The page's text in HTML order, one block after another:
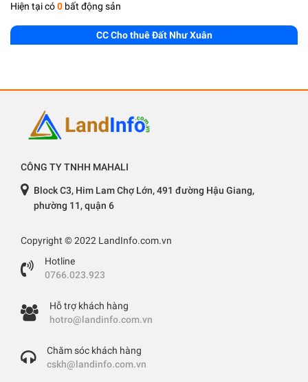
Hiện tại có0 bất động sản
CC Cho thuê Đất Như Xuân
CÔNG TY TNHH MAHALI
Block C3, Him Lam Chợ Lớn, 491 đường Hậu Giang,
phường 11, quận 6
Copyright © 2022 LandInfo.com.vn
Hotline
0766.023.923
Hỗ trợ khách hàng
hotro@landinfo.com.vn
Chăm sóc khách hàng
cskh@landinfo.com.vn